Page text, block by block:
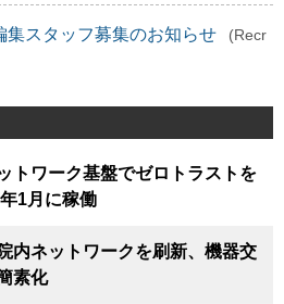
集スタッフ募集のお知らせ
(Recr
トワーク基盤でゼロトラストを
1月に稼働
内ネットワークを刷新、機器交
素化